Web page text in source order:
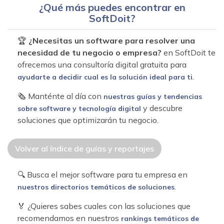
¿Qué más puedes encontrar en
SoftDoit?
🏆 ¿Necesitas un software para resolver una
necesidad de tu negocio o empresa? en SoftDoit te
ofrecemos una consultoría digital gratuita para
ayudarte a decidir cual es la solución ideal para ti
🗞 Manténte al día con nuestras guías y tendencias
sobre software y tecnología digital y descubre
soluciones que optimizarán tu negocio.
Volver al índice de guías y reportajes
🔍 Busca el mejor software para tu empresa en
nuestros directorios temáticos de soluciones
🏅 ¿Quieres sabes cuales con las soluciones que
recomendamos en nuestros rankings temáticos de